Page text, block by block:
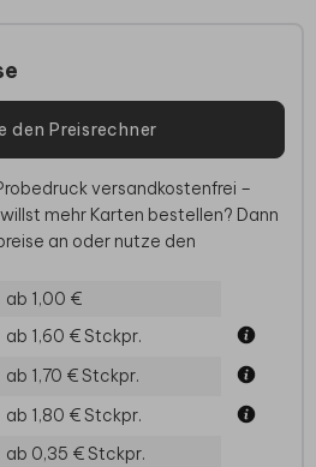
den Preisrechner
versandkostenfrei –
mehr Karten bestellen? Dann
an oder nutze den
ab 1,00 €
ab 1,60 €Stckpr.
ab 1,70 €Stckpr.
ab 1,80 €Stckpr.
ab 0,35 €Stckpr.